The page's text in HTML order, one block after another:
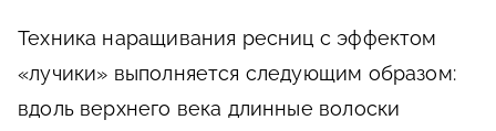
Техника наращивания ресниц с эффектом
«лучики» выполняется следующим образом:
вдоль верхнего века длинные волоски